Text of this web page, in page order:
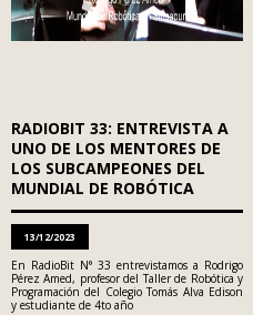
RADIOBIT 33: ENTREVISTA A
UNO DE LOS MENTORES DE
LOS SUBCAMPEONES DEL
MUNDIAL DE ROBÓTICA
13/12/2023
En RadioBit N° 33 entrevistamos a Rodrigo
Pérez Amed, profesor del Taller de Robótica y
Programación del Colegio Tomás Alva Edison
y estudiante de 4to año